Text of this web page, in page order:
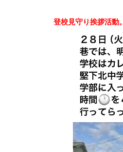
登校見守り挨拶活動。